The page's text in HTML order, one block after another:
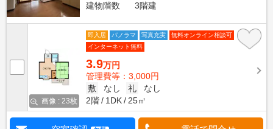
建物階数
3階建
画像 : 23枚
即入居 パノラマ 写真充実
無料オンライン相談可
インターネット無料
3.9万円
管理費等：3,000円
敷
なし 礼
なし
2階
1DK 25㎡